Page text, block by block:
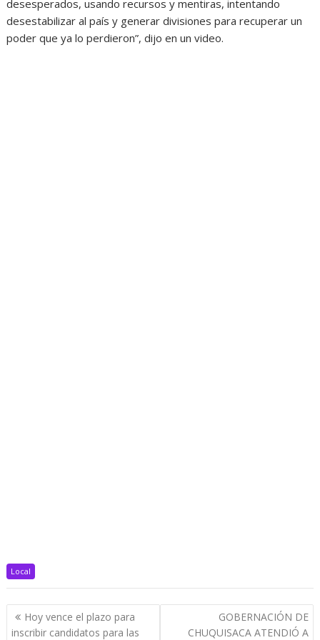
desesperados, usando recursos y mentiras, intentando
desestabilizar al país y generar divisiones para recuperar un
poder que ya lo perdieron”, dijo en un video.
Local
Navegación
de
Hoy vence el plazo para
inscribir candidatos para las
GOBERNACIÓN DE
CHUQUISACA ATENDIÓ A